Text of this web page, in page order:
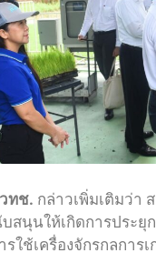
ทช. กล่าวเพิ่มเติมว่า
สนุนให้เกิดการประยุ
รใช้เครื่องจักรกลกา